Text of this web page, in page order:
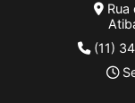
Rua
(11)